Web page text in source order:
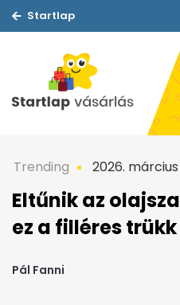
Startlap
Trending 2026. március
Eltűnik az
ez a filléres
Pál Fanni